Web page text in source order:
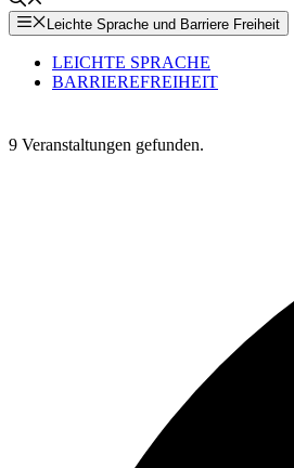
Leichte Sprache und Barriere Freiheit
LEICHTE SPRACHE
BARRIEREFREIHEIT
9 Veranstaltungen gefunden.